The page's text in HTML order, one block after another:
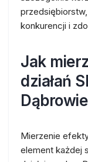
konkurencji i
Jak
działań
Mierzenie
element każdej